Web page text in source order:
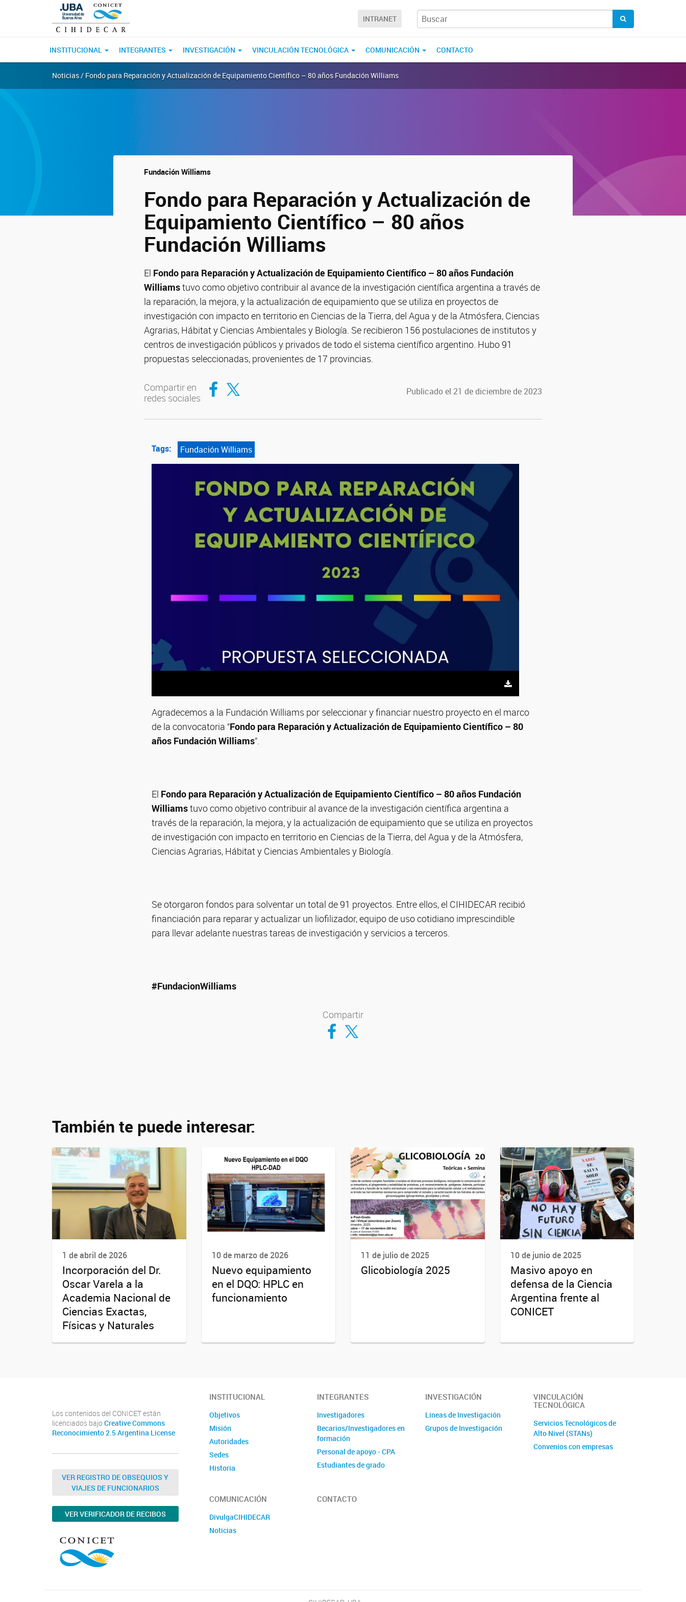
INTRANET
INSTITUCIONAL INTEGRANTES INVESTIGACIÓN VINCULACIÓN TECNOLÓGICA COMUNICACIÓN CONTACTO
Noticias / Fondo para Reparación y Actualización de Equipamiento Científico – 80 años Fundación Williams
Fundación Williams
Fondo para Reparación y Actualización de
Equipamiento Científico – 80 años
Fundación Williams
El Fondo para Reparación y Actualización de Equipamiento Científico – 80 años Fundación
Williamstuvo como objetivo contribuir al avance de la investigación científica argentina a través de
la reparación, la mejora, y la actualización de equipamiento que se utiliza en proyectos de
investigación con impacto en territorio en Ciencias de la Tierra, del Agua y de la Atmósfera, Ciencias
Agrarias, Hábitat y Ciencias Ambientales y Biología. Se recibieron 156 postulaciones de institutos y
centros de investigación públicos y privados de todo el sistema científico argentino. Hubo 91
propuestas seleccionadas, provenientes de 17 provincias.
Compartir en
redes sociales
Compartir en Facebook
Compartir en Twitter Publicado el 21 de diciembre de 2023
Tags: Fundación Williams
Agradecemos a la Fundación Williams por seleccionar y financiar nuestro proyecto en el marco
de la convocatoria “Fondo para Reparación y Actualización de Equipamiento Científico – 80
años Fundación Williams”.
El Fondo para Reparación y Actualización de Equipamiento Científico – 80 años Fundación
Williamstuvo como objetivo contribuir al avance de la investigación científica argentina a
través de la reparación, la mejora, y la actualización de equipamiento que se utiliza en proyectos
de investigación con impacto en territorio en Ciencias de la Tierra, del Agua y de la Atmósfera,
Ciencias Agrarias, Hábitat y Ciencias Ambientales y Biología.
Se otorgaron fondos para solventar un total de 91 proyectos. Entre ellos, el CIHIDECAR recibió
financiación para reparar y actualizar un liofilizador, equipo de uso cotidiano imprescindible
para llevar adelante nuestras tareas de investigación y servicios a terceros.
#FundacionWilliams
Compartir
Compartir en Facebook
Compartir en Twitter
También te puede interesar:
1 de abril de 2026
Incorporación del Dr.
Oscar Varela a la
Academia Nacional de
Ciencias Exactas,
Físicas y Naturales
10 de marzo de 2026
Nuevo equipamiento
en el DQO: HPLC en
funcionamiento
11 de julio de 2025
Glicobiología 2025
10 de junio de 2025
Masivo apoyo en
defensa de la Ciencia
Argentina frente al
CONICET
Los contenidos del CONICET están
licenciados bajo Creative Commons
Reconocimiento 2.5 Argentina License
VER REGISTRO DE OBSEQUIOS Y
VIAJES DE FUNCIONARIOS
VER VERIFICADOR DE RECIBOS
INSTITUCIONAL
Objetivos
Misión
Autoridades
Sedes
Historia
INTEGRANTES
Investigadores
Becarios/Investigadores en
formación
Personal de apoyo - CPA
Estudiantes de grado
INVESTIGACIÓN
Lineas de Investigación
Grupos de Investigación
VINCULACIÓN
TECNOLÓGICA
Servicios Tecnológicos de
Alto Nivel (STANs)
Convenios con empresas
COMUNICACIÓN
DivulgaCIHIDECAR
Noticias
CONTACTO